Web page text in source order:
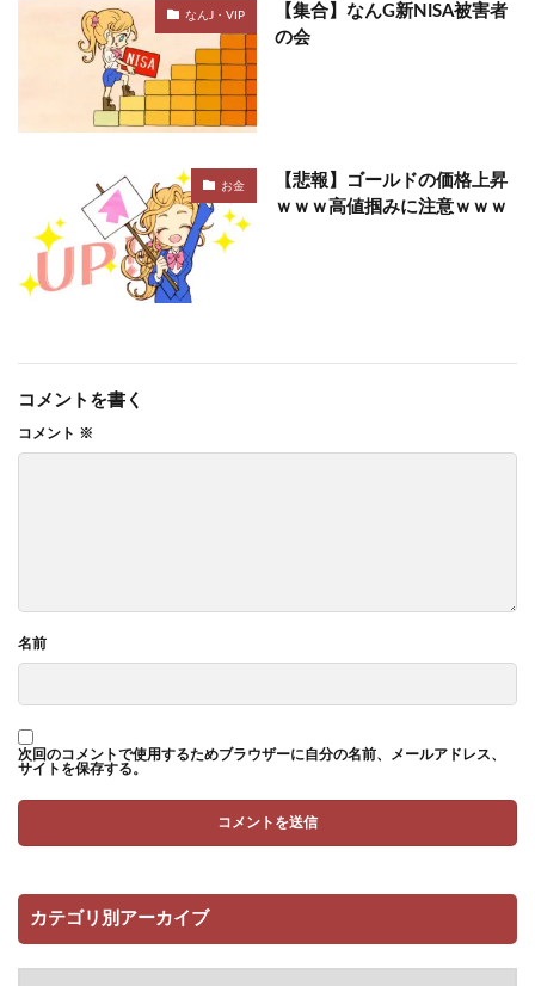
なんJ・VIP
【集合】なんG新NISA被害者
の会
お金
【悲報】ゴールドの価格上昇
ｗｗｗ高値掴みに注意ｗｗｗ
コメントを書く
コメント ※
名前
次回のコメントで使用するためブラウザーに自分の名前、メールアドレス、
サイトを保存する。
カテゴリ別アーカイブ